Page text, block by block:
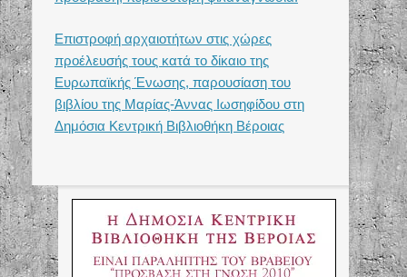
Επιστροφή αρχαιοτήτων στις χώρες
προέλευσής τους κατά το δίκαιο της
Ευρωπαϊκής Ένωσης, παρουσίαση του
βιβλίου της Μαρίας-Άννας Ιωσηφίδου στη
Δημόσια Κεντρική Βιβλιοθήκη Βέροιας